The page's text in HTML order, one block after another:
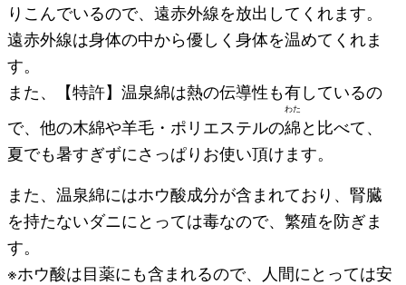
りこんでいるので、遠赤外線を放出してくれます。
遠赤外線は身体の中から優しく身体を温めてくれま
す。
また、【特許】温泉綿は熱の伝導性も有しているの
で、他の木綿や羊毛・ポリエステルの綿
わた
と比べて、
夏でも暑すぎずにさっぱりお使い頂けます。
また、温泉綿にはホウ酸成分が含まれており、腎臓
を持たないダニにとっては毒なので、繁殖を防ぎま
す。
※ホウ酸は目薬にも含まれるので、人間にとっては安